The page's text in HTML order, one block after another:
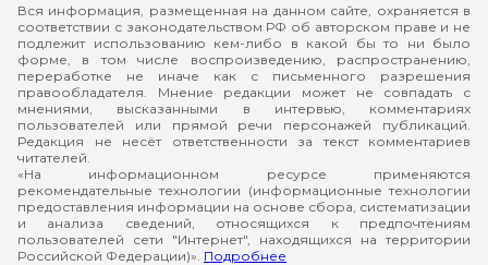
Вся информация, размещенная на данном сайте, охраняется в
соответствии с законодательством РФ об авторском праве и не
подлежит использованию кем-либо в какой бы то ни было
форме, в том числе воспроизведению, распространению,
переработке не иначе как с письменного разрешения
правообладателя. Мнение редакции может не совпадать с
мнениями, высказанными в интервью, комментариях
пользователей или прямой речи персонажей публикаций.
Редакция не несёт ответственности за текст комментариев
читателей.
«На информационном ресурсе применяются
рекомендательные технологии (информационные технологии
предоставления информации на основе сбора, систематизации
и анализа сведений, относящихся к предпочтениям
пользователей сети "Интернет", находящихся на территории
Российской Федерации)». Подробнее